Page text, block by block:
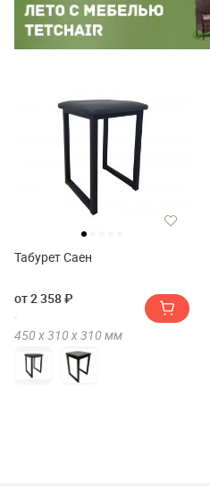
Табурет Саен
от 2 358 ₽
450 х310 х310 мм